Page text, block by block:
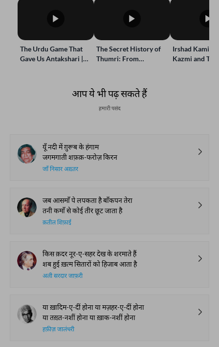
The Secret History of
आप ये भी पढ़ सकते हैं
यूँ नदी में ग़ुरूब के हंगाम
जगमगाती शफ़क़-फरोज़ किरन
जाँ निसार अख़्तर
जब आसमाँ पे लपकता है बाँकपन तेरा
तनी कमाँ से कोई तीर छूट जाता है
क़तील शिफ़ाई
किस क़दर नूर-ए-सहर देख के शरमाते हैं
शब हुई ख़त्म सितारों को हिजाब आता है
अली सरदार जाफ़री